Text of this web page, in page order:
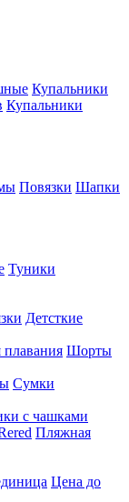
Купальники
Купальники
Повязки Шапки
Туники
Детсткие
Шорты
Сумки
с чашками
Пляжная
Цена до